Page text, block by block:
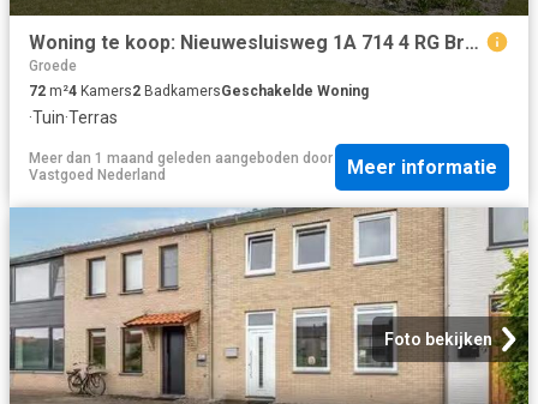
Woning te koop: Nieuwesluisweg 1A 714 4 RG Breskens Vastgoed Nederland
Groede
72 m²4 Kamers2 BadkamersGeschakelde Woning
·Tuin·Terras
Meer dan 1 maand geleden aangeboden door
Vastgoed Nederland
Meer informatie
Foto bekijken